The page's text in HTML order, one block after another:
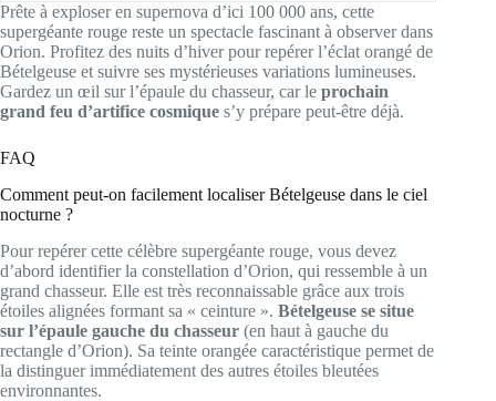
Prête à exploser en supernova d’ici 100 000 ans, cette
supergéante rouge reste un spectacle fascinant à observer dans
Orion. Profitez des nuits d’hiver pour repérer l’éclat orangé de
Bételgeuse et suivre ses mystérieuses variations lumineuses.
Gardez un œil sur l’épaule du chasseur, car le prochain
grand feu d’artifice cosmique s’y prépare peut-être déjà.
FAQ
Comment peut-on facilement localiser Bételgeuse dans le ciel
nocturne ?
Pour repérer cette célèbre supergéante rouge, vous devez
d’abord identifier la constellation d’Orion, qui ressemble à un
grand chasseur. Elle est très reconnaissable grâce aux trois
étoiles alignées formant sa « ceinture ». Bételgeuse se situe
sur l’épaule gauche du chasseur (en haut à gauche du
rectangle d’Orion). Sa teinte orangée caractéristique permet de
la distinguer immédiatement des autres étoiles bleutées
environnantes.